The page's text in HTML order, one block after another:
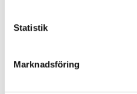
Statistik
Marknadsföring